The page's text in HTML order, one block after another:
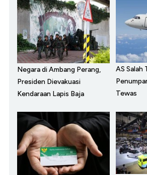
Negara di Ambang Perang,
Presiden Dievakuasi
Kendaraan Lapis Baja
AS Salah
Tewas